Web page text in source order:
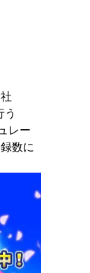
う
レー
数に